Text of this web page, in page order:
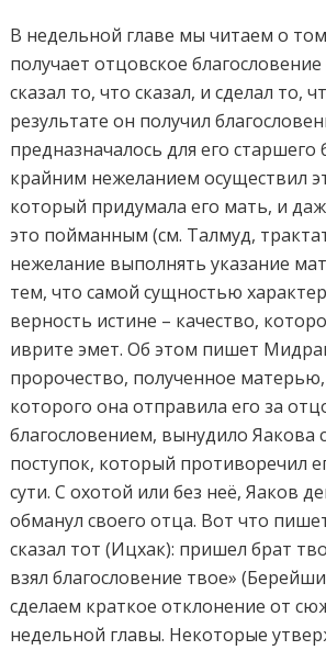
В недельной главе мы читаем о
получает отцовское
сказал то, что сказал, и сделал то,
результате он получил
предназначалось для его старшего
крайним нежеланием осуществил
который придумала его мать, и
это пойманным (см. Талмуд,
нежелание выполнять указание
тем, что самой сущностью
верность истине – качество,
иврите эмет. Об этом пишет
пророчество, полученное
которого она отправила его за
благословением, вынудило Яакова
поступок, который противоречил
сути. С охотой или без неё, Яаков
обманул своего отца. Вот что
сказал тот (Ицхак): пришел брат
взял благословение твое»
сделаем краткое отклонение от
недельной главы. Некоторые